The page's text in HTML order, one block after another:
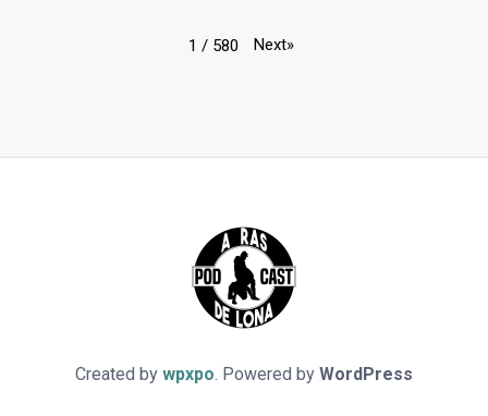
1 / 580 Next»
Created by wpxpo. Powered by WordPress